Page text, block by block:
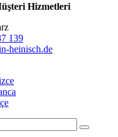
Hizmetleri
139
heinisch.de